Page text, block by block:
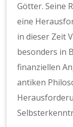
Götter. Seine
eine
in dieser Zeit
besonders in
finanziellen
antiken